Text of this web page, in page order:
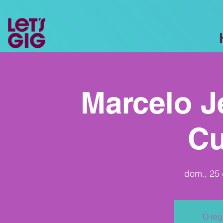
Marcelo
dom., 25
O